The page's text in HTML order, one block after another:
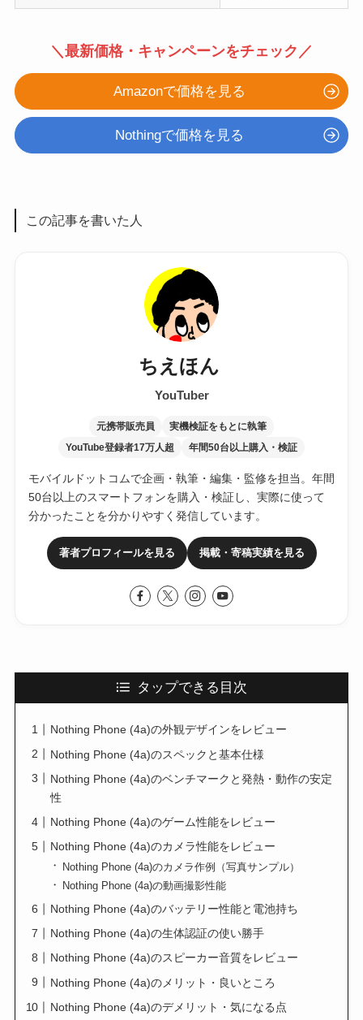
＼最新価格・キャンペーンをチェック／
Amazonで価格を見る
Nothingで価格を見る
この記事を書いた人
ちえほん
YouTuber
元携帯販売員 実機検証をもとに執筆
YouTube登録者17万人超 年間50台以上購入・検証
モバイルドットコムで企画・執筆・編集・監修を担当。年間
50台以上のスマートフォンを購入・検証し、実際に使って
分かったことを分かりやすく発信しています。
著者プロフィールを見る 掲載・寄稿実績を見る
タップできる目次
Nothing Phone (4a)の外観デザインをレビュー
Nothing Phone (4a)のスペックと基本仕様
Nothing Phone (4a)のベンチマークと発熱・動作の安定
性
Nothing Phone (4a)のゲーム性能をレビュー
Nothing Phone (4a)のカメラ性能をレビュー
Nothing Phone (4a)のカメラ作例（写真サンプル）
Nothing Phone (4a)の動画撮影性能
Nothing Phone (4a)のバッテリー性能と電池持ち
Nothing Phone (4a)の生体認証の使い勝手
Nothing Phone (4a)のスピーカー音質をレビュー
Nothing Phone (4a)のメリット・良いところ
Nothing Phone (4a)のデメリット・気になる点